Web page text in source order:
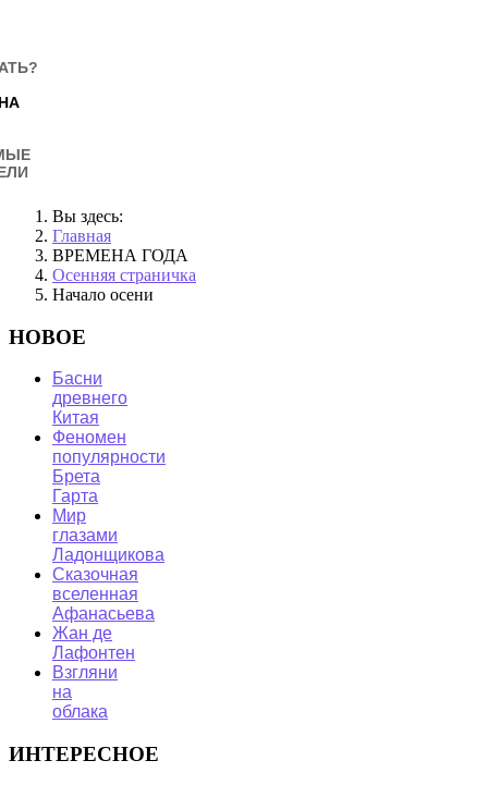
Вы здесь:
Главная
ВРЕМЕНА ГОДА
Осенняя страничка
Начало осени
НОВОЕ
Басни
древнего
Китая
Феномен
популярности
Брета
Гарта
Мир
глазами
Ладонщикова
Сказочная
вселенная
Афанасьева
Жан де
Лафонтен
Взгляни
на
облака
ИНТЕРЕСНОЕ